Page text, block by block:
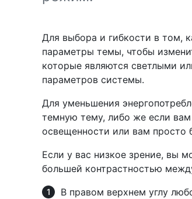
Для выбора и гибкости в том,
параметры темы, чтобы
которые являются светлыми
параметров системы.
Для уменьшения
темную тему, либо же если вам
освещенности или вам просто
Если у вас низкое зрение, вы
большей контрастностью
В правом верхнем углу